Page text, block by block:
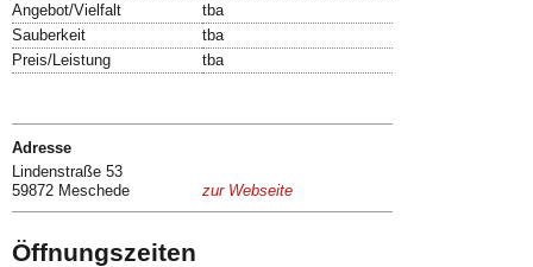
Angebot/Vielfalt
tba
Sauberkeit
tba
Preis/Leistung
tba
Adresse
Lindenstraße 53
59872 Meschede
zur Webseite
Öffnungszeiten